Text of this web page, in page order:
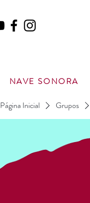
NAVE SONORA
Página Inicial Grupos